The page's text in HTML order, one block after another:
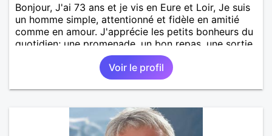
Bonjour, J'ai 73 ans et je vis en Eure et Loir, Je suis
un homme simple, attentionné et fidèle en amitié
comme en amour. J'apprécie les petits bonheurs du
quotidien; une promenade, un bon repas, une sortie,
une discision agréable ou un moment de détente à
deux. Je souhaite rencontrer une femme douce,
honnête et bienveillante, avec qui partager des
moments de complicité, de rire et de confiance. Je
une belle amitié et qu'il n'est jamais trop tard pour
écrire une nouvelle histoire. Si vous aimez les
Voir le profil